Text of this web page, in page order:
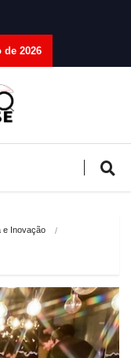
2026
e Inovação